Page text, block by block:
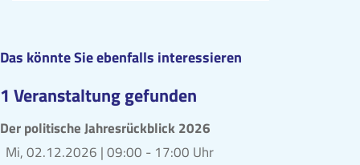
Das könnte Sie ebenfalls interessieren
1 Veranstaltung gefunden
Der politische Jahresrückblick 2026
Mi, 02.12.2026 |09:00 - 17:00 Uhr